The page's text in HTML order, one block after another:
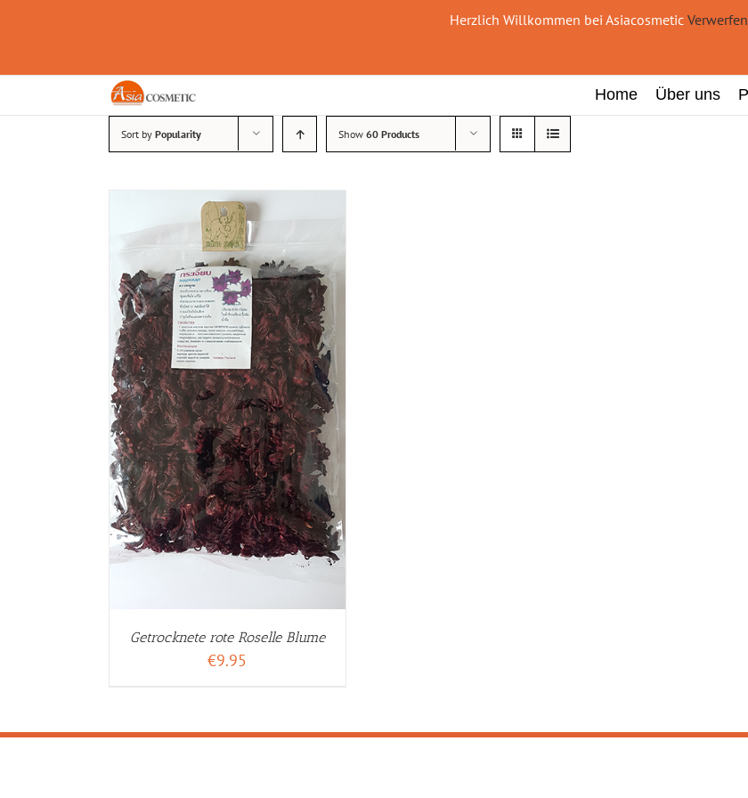
to
Home Über uns
Sort by Popularity Show 60 Products
Getrocknete rote Roselle Blume
€9.95
Herzlich Willkommen bei Asiacosmetic Verwerfen